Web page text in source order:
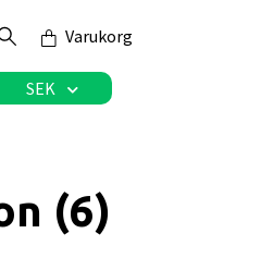
Varukorg
SEK
(6)